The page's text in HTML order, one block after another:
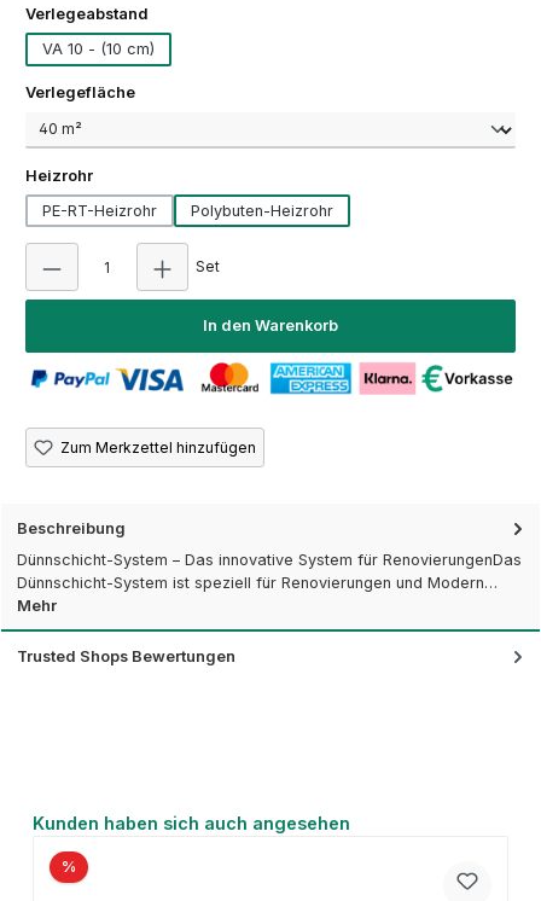
Verlegeabstand
VA 10 - (10 cm)
Verlegeflächeauswählen
Heizrohrauswählen
PE-RT-Heizrohr
Polybuten-Heizrohr
Set
In den Warenkorb
Zum Merkzettel hinzufügen
Beschreibung
Dünnschicht-System – Das innovative System für RenovierungenDas
Dünnschicht-System ist speziell für Renovierungen und Modern…
Mehr
Trusted Shops Bewertungen
Produktgalerie überspringen
Kunden haben sich auch angesehen
%